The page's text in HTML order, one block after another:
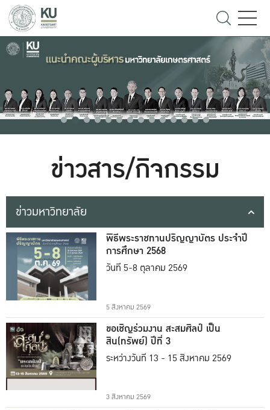
ข่าวสาร/กิจกรรม
ข่าวมหาวิทยาลัย
พิธีพระราชทานปริญญาบัตร ประจำปี
การศึกษา 2568
วันที่ 5-8 ตุลาคม 2569
5 สิงหาคม 2569
ขอเชิญร่วมงาน สะสมศิลป์ เป็น
สิน(ทรัพย์) ปีที่ 3
ระหว่างวันที่ 13 - 15 สิงหาคม 2569
3 สิงหาคม 2569